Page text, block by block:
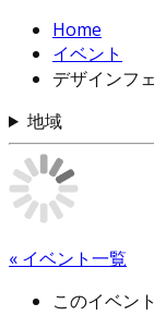
Home
イベント
デザインフ
地域
« イベント一覧
このイベン